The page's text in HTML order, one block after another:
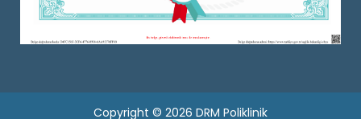
Copyright © 2026 DRM Poliklinik